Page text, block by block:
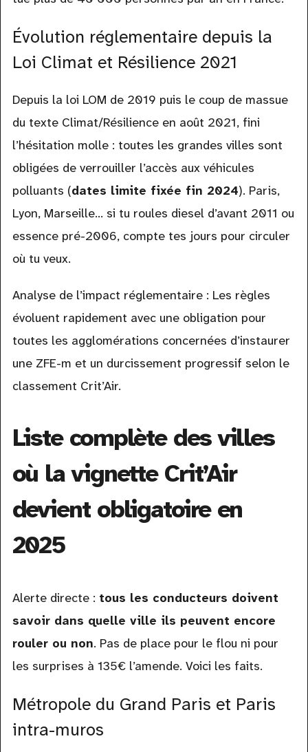
Évolution réglementaire depuis la
Loi Climat et Résilience 2021
Depuis la loi LOM de 2019 puis le coup de massue
du texte Climat/Résilience en août 2021, fini
l’hésitation molle : toutes les grandes villes sont
obligées de verrouiller l’accès aux véhicules
polluants (dates limite fixée fin 2024). Paris,
Lyon, Marseille… si tu roules diesel d’avant 2011 ou
essence pré-2006, compte tes jours pour circuler
où tu veux.
Analyse de l’impact réglementaire : Les règles
évoluent rapidement avec une obligation pour
toutes les agglomérations concernées d’instaurer
une ZFE-m et un durcissement progressif selon le
classement Crit’Air.
Liste complète des villes
où la vignette Crit’Air
devient obligatoire en
2025
Alerte directe : tous les conducteurs doivent
savoir dans quelle ville ils peuvent encore
rouler ou non. Pas de place pour le flou ni pour
les surprises à 135€ l’amende. Voici les faits.
Métropole du Grand Paris et Paris
intra-muros